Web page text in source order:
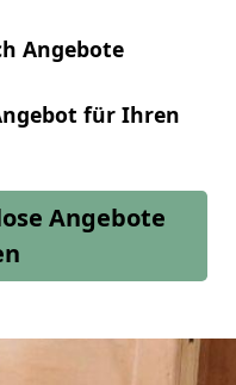
Angebote
für Ihren
Angebote